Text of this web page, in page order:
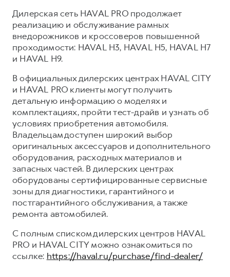
Дилерская сеть HAVAL PRO продолжает
реализацию и обслуживание рамных
внедорожников и кроссоверов повышенной
проходимости: HAVAL H3, HAVAL H5, HAVAL H7
и HAVAL H9.
В официальных дилерских центрах HAVAL CITY
и HAVAL PRO клиенты могут получить
детальную информацию о моделях и
комплектациях, пройти тест-драйв и узнать об
условиях приобретения автомобиля.
Владельцам доступен широкий выбор
оригинальных аксессуаров и дополнительного
оборудования, расходных материалов и
запасных частей. В дилерских центрах
оборудованы сертифицированные сервисные
зоны для диагностики, гарантийного и
постгарантийного обслуживания, а также
ремонта автомобилей.
С полным списком дилерских центров HAVAL
PRO и HAVAL CITY можно ознакомиться по
ссылке: https://haval.ru/purchase/find-dealer/